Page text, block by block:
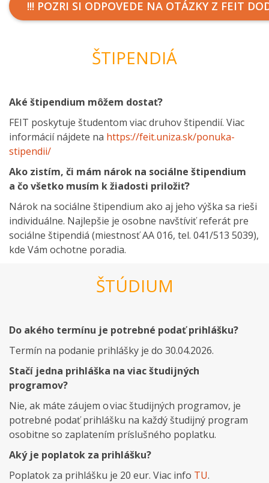
!!! POZRI SI ODPOVEDE NA OTÁZKY Z FEIT
ŠTIPENDIÁ
Aké štipendium môžem dostať?
FEIT poskytuje študentom viac druhov štipendií. Viac
informácií nájdete na https://feit.uniza.sk/ponuka-
stipendii/
Ako zistím, či mám nárok na sociálne štipendium
a čo všetko musím k žiadosti priložiť?
Nárok na sociálne štipendium ako aj jeho výška sa rieši
individuálne. Najlepšie je osobne navštíviť referát pre
sociálne štipendiá (miestnosť AA 016, tel. 041/513 5039),
kde Vám ochotne poradia.
ŠTÚDIUM
Do akého termínu je potrebné podať prihlášku?
Termín na podanie prihlášky je do 30.04.2026.
Stačí jedna prihláška na viac študijných
programov?
Nie, ak máte záujem o viac študijných programov, je
potrebné podať prihlášku na každý študijný program
osobitne so zaplatením príslušného poplatku.
Aký je poplatok za prihlášku?
Poplatok za prihlášku je 20 eur. Viac info TU.